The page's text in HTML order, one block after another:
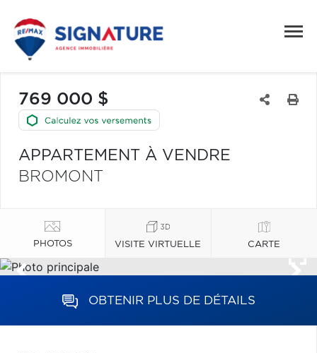
769 000 $
APPARTEMENT À VENDRE
BROMONT
PHOTOS VISITE VIRTUELLE CARTE
OBTENIR PLUS DE DÉTAILS